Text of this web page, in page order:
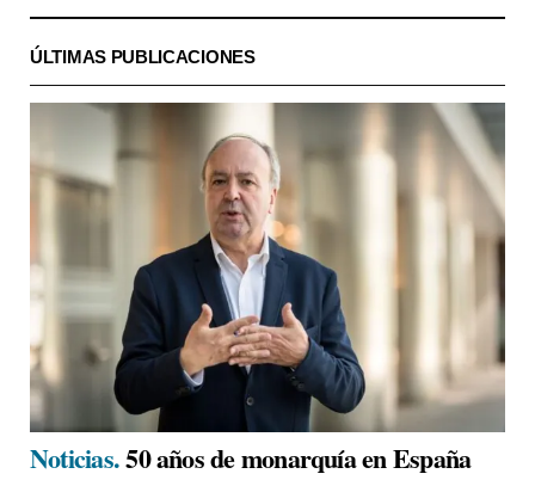
ÚLTIMAS PUBLICACIONES
Noticias.50 años de monarquía en España